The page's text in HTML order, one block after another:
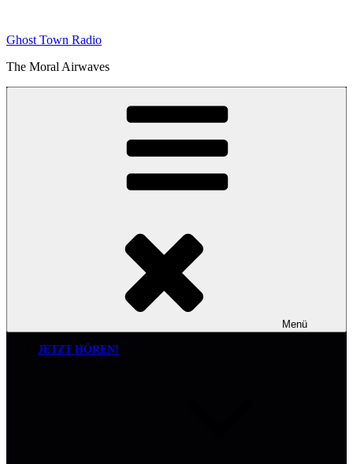
springen
Ghost Town Radio
The Moral Airwaves
Menü
JETZT HÖREN!